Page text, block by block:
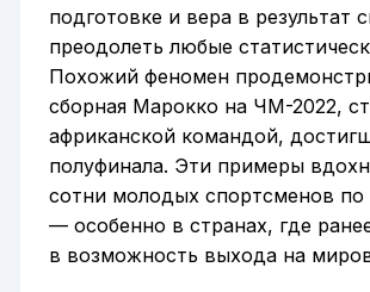
подготовке и вера в результат
преодолеть любые
Похожий феномен
сборная Марокко на ЧМ-2022,
африканской командой,
полуфинала. Эти примеры
сотни молодых спортсменов
— особенно в странах, где
в возможность выхода на